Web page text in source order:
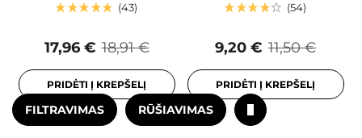
43
18,91 €
17,96 €
PRIDĖTI Į KREPŠELĮ
54
11,50 €
9,20 €
PRIDĖTI Į KREPŠELĮ
FILTRAVIMAS RŪŠIAVIMAS